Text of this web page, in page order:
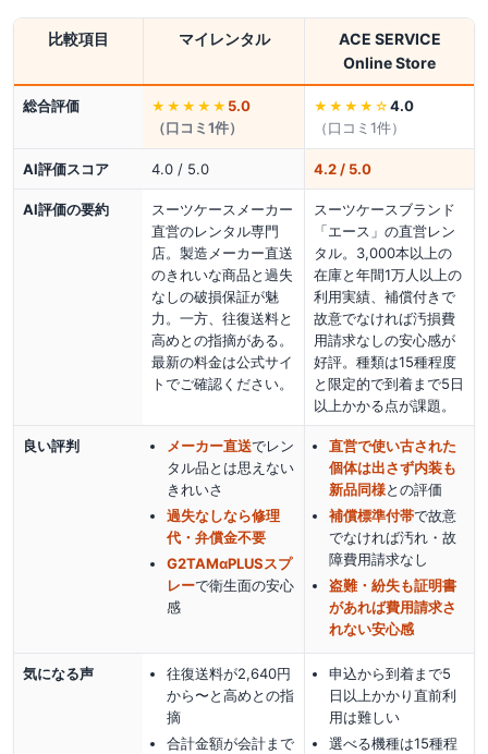
比較項目 マイレンタル
ACE SERVICE
Online Store
総合評価 ★★★★★ 5.0
（口コミ1件）
★★★★ ☆ 4.0
（口コミ 1件）
AI評価スコア 4.0 / 5.0 4.2 / 5.0
AI評価の要約
スーツケースメーカー
直営のレンタル専門
店。製造メーカー直送
のきれいな商品と過失
なしの破損保証が魅
力。一方、往復送料と
高めとの指摘がある。
最新の料金は公式サイ
トでご確認ください。
スーツケースブランド
「エース」の直営レン
タル。3,000本以上の
在庫と年間1万人以上の
利用実績、補償付きで
故意でなければ汚損費
用請求なしの安心感が
好評。種類は15種程度
と限定的で到着まで5日
以上かかる点が課題。
良い評判 メーカー直送でレン
タル品とは思えない
きれいさ
過失なしなら修理
代・弁償金不要
G2TAMαPLUSスプ
レーで衛生面の安心
感
直営で使い古された
個体は出さず内装も
新品同様との評価
補償標準付帯で故意
でなければ汚れ・故
障費用請求なし
盗難・紛失も証明書
があれば費用請求さ
れない安心感
気になる声
往復送料が2,640円
から〜と高めとの指
摘
合計金額が会計まで
申込から到着まで5
日以上かかり直前利
用は難しい
選べる機種は15種程